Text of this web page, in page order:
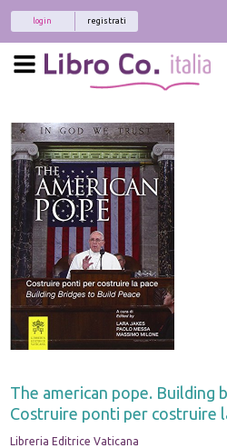
registrati
login
The american pope. Building
Costruire ponti per costruire
Libreria Editrice Vaticana